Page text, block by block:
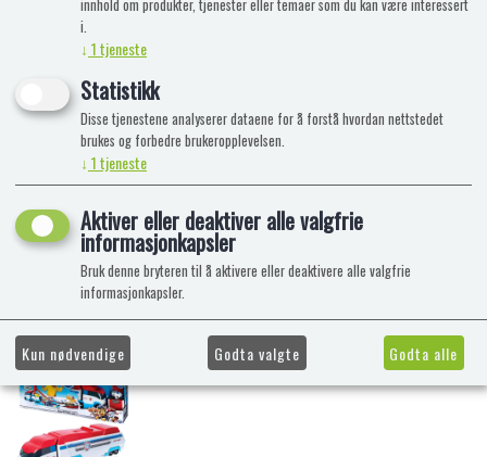
innhold om produkter, tjenester eller temaer som du kan være interessert
i.
↓ 1tjeneste
Statistikk
Disse tjenestene analyserer dataene for å forstå hvordan nettstedet
brukes og forbedre brukeropplevelsen.
↓ 1tjeneste
Aktiver eller deaktiver alle valgfrie
informasjonkapsler
Bruk denne bryteren til å aktivere eller deaktivere alle valgfrie
informasjonkapsler.
Kun nødvendige Godta valgte Godta alle